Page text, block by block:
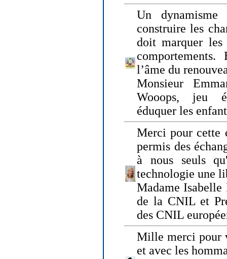
Un dynamisme
construire les
doit marquer les
l’âme du
Monsieur
Wooops, jeu
éduquer les
Merci pour cette
permis des
à nous seuls
technologie une
Madame Isabelle
de la CNIL et
des CNIL
Mille merci pour
et avec les